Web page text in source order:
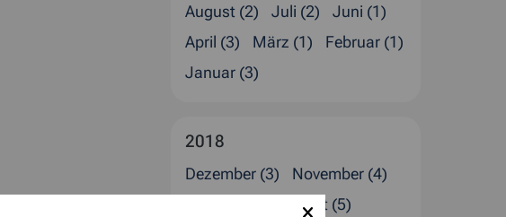
August (2)
Juli (2)
Juni (1)
April (3)
März (1)
Februar (1)
Januar (3)
2018
Dezember (3)
November (4)
August (5)